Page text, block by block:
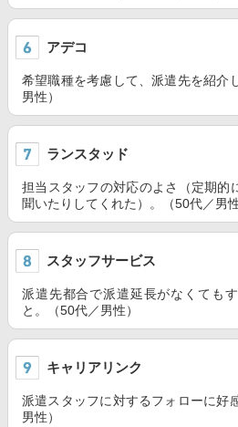
アデコ
希望職種を考慮して、派遣先を紹介
男性）
ランスタッド
担当スタッフの対応のよさ（定期的
聞いたりしてくれた）。（50代／男性
スタッフサービス
派遣先都合で派遣延長がなくても
と。（50代／男性）
キャリアリンク
派遣スタッフに対するフォローに好
男性）